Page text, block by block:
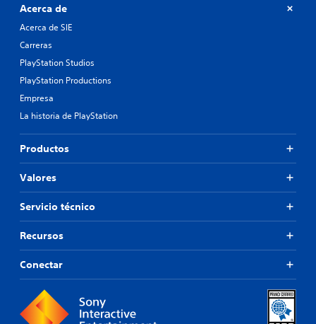
Acerca de
Acerca de SIE
Carreras
PlayStation Studios
PlayStation Productions
Empresa
La historia de PlayStation
Productos
Valores
Servicio técnico
Recursos
Conectar